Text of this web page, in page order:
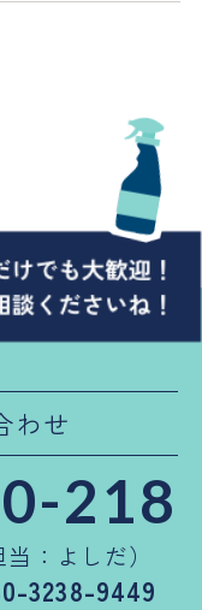
わせ
218
：よしだ）
3238-9449